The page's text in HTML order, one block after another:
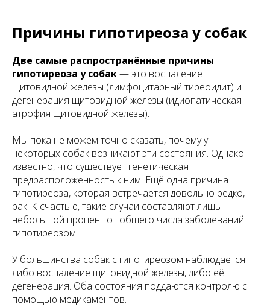
Причины гипотиреоза у собак
Две самые распространённые причины
гипотиреоза у собак— это воспаление
щитовидной железы (лимфоцитарный тиреоидит) и
дегенерация щитовидной железы (идиопатическая
атрофия щитовидной железы).
Мы пока не можем точно сказать, почему у
некоторых собак возникают эти состояния. Однако
известно, что существует генетическая
предрасположенность к ним. Ещё одна причина
гипотиреоза, которая встречается довольно редко, —
рак. К счастью, такие случаи составляют лишь
небольшой процент от общего числа заболеваний
гипотиреозом.
У большинства собак с гипотиреозом наблюдается
либо воспаление щитовидной железы, либо её
дегенерация. Оба состояния поддаются контролю с
помощью медикаментов.